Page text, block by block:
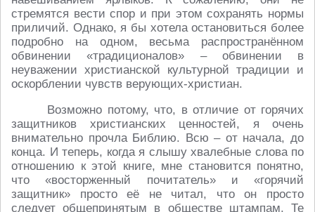
стремятся вести спор и при этом сохранять нормы
приличий. Однако, я бы хотела остановиться более
подробно на одном, весьма распространённом
обвинении «традиционалов» – обвинении в
неуважении христианской культурной традиции и
оскорблении чувств верующих-христиан.
Возможно потому, что, в отличие от горячих
защитников христианских ценностей, я очень
внимательно прочла Библию. Всю – от начала, до
конца. И теперь, когда я слышу хвалебные слова по
отношению к этой книге, мне становится понятно,
что «восторженный почитатель» и «горячий
защитник» просто её не читал, что он просто
следует общепринятым в обществе штампам. Те